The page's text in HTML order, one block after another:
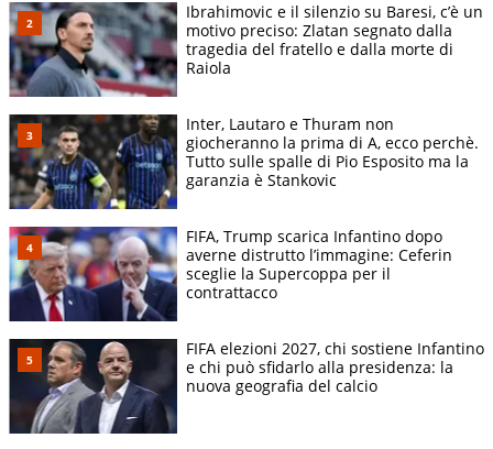
Ibrahimovic e il silenzio su Baresi, c’è un
motivo preciso: Zlatan segnato dalla
tragedia del fratello e dalla morte di
Raiola
Inter, Lautaro e Thuram non
giocheranno la prima di A, ecco perchè.
Tutto sulle spalle di Pio Esposito ma la
garanzia è Stankovic
FIFA, Trump scarica Infantino dopo
averne distrutto l’immagine: Ceferin
sceglie la Supercoppa per il
contrattacco
FIFA elezioni 2027, chi sostiene Infantino
e chi può sfidarlo alla presidenza: la
nuova geografia del calcio